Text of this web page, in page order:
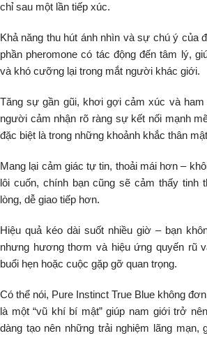
chỉ sau một lần tiếp xúc.
Khả năng thu hút ánh nhìn và sự chú ý của
phần pheromone có tác động đến tâm lý,
và khó cưỡng lại trong mắt người khác giới.
Tăng sự gần gũi, khơi gợi cảm xúc và ham
người cảm nhận rõ ràng sự kết nối mạnh
đặc biệt là trong những khoảnh khắc thân
Mang lại cảm giác tự tin, thoải mái hơn –
lôi cuốn, chính bạn cũng sẽ cảm thấy tinh
lòng, dễ giao tiếp hơn.
Hiệu quả kéo dài suốt nhiều giờ – bạn
nhưng hương thơm và hiệu ứng quyến rũ
buổi hẹn hoặc cuộc gặp gỡ quan trọng.
Có thể nói, Pure Instinct True Blue không
là một “vũ khí bí mật” giúp nam giới trở
dàng tạo nên những trải nghiệm lãng